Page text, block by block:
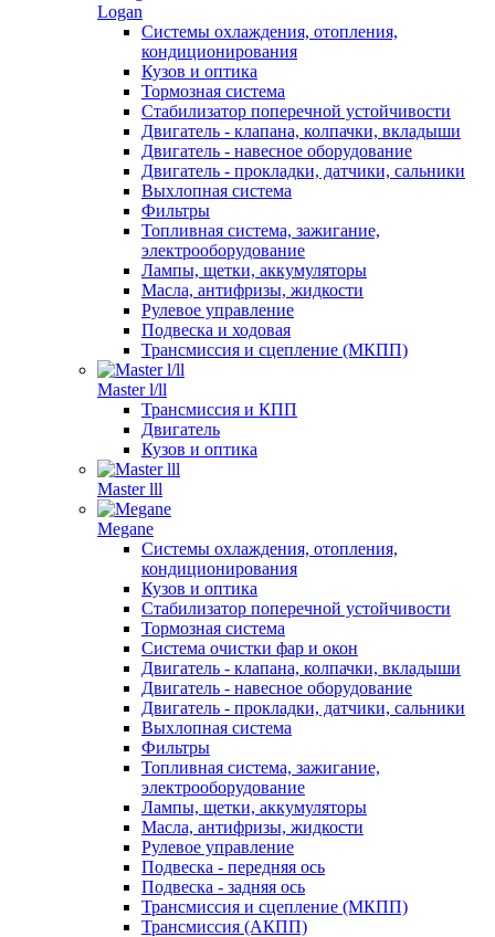
Logan
Системы охлаждения, отопления,
кондиционирования
Кузов и оптика
Тормозная система
Стабилизатор поперечной устойчивости
Двигатель - клапана, колпачки, вкладыши
Двигатель - навесное оборудование
Двигатель - прокладки, датчики, сальники
Выхлопная система
Фильтры
Топливная система, зажигание,
электрооборудование
Лампы, щетки, аккумуляторы
Масла, антифризы, жидкости
Рулевое управление
Подвеска и ходовая
Трансмиссия и сцепление (МКПП)
Master l/ll
Трансмиссия и КПП
Двигатель
Кузов и оптика
Master lll
Megane
Системы охлаждения, отопления,
кондиционирования
Кузов и оптика
Стабилизатор поперечной устойчивости
Тормозная система
Система очистки фар и окон
Двигатель - клапана, колпачки, вкладыши
Двигатель - навесное оборудование
Двигатель - прокладки, датчики, сальники
Выхлопная система
Фильтры
Топливная система, зажигание,
электрооборудование
Лампы, щетки, аккумуляторы
Масла, антифризы, жидкости
Рулевое управление
Подвеска - передняя ось
Подвеска - задняя ось
Трансмиссия и сцепление (МКПП)
Трансмиссия (АКПП)